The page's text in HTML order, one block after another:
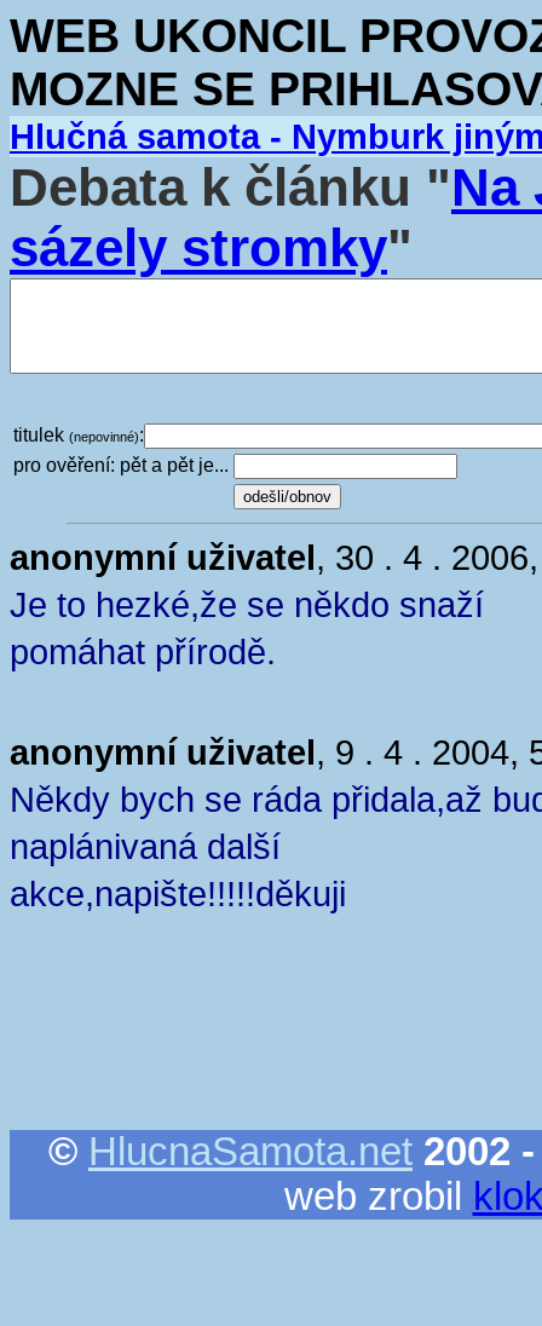
WEB UKONCIL
MOZNE SE
Hlučná samota - Nymburk
Debata k článku "Na
sázely stromky"
titulek (nepovinné):
pro ověření: pět a pět je...
anonymní uživatel, 30 . 4 .
Je to hezké,že se někdo snaží
pomáhat přírodě.
anonymní uživatel, 9 . 4 . 2004,
Někdy bych se ráda přidala,až
naplánivaná další
akce,napište!!!!!děkuji
© HlucnaSamota.net 2002
web zrobil